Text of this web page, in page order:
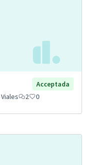
Acceptada
2 0